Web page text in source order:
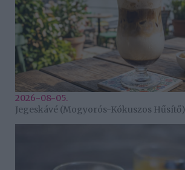
2026-08-05.
Jegeskávé (Mogyorós-Kókuszos Hűsítő)